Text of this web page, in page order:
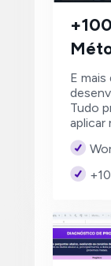
E
Tudo
aplicar